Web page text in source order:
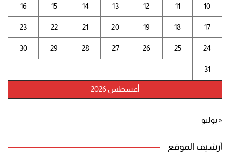
أغسطس 2026
10
11
12
13
14
15
16
17
18
19
20
21
22
23
24
25
26
27
28
29
30
31
« يوليو
أرشيف الموقع